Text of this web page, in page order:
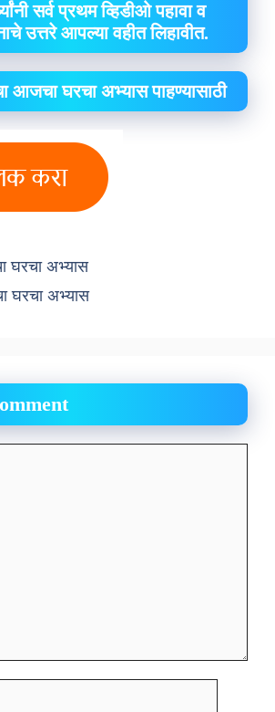
सर्व प्रथम व्हिडीओ पहावा व
उत्तरे आपल्या वहीत लिहावीत.
आजचा घरचा अभ्यास पाहण्यासाठी
घरचा अभ्यास
घरचा अभ्यास